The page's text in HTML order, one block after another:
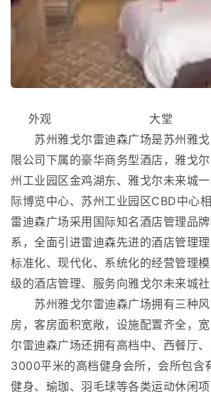
外观 大堂
苏州雅戈尔雷迪森广场是苏州雅戈
限公司下属的豪华商务型酒店，雅戈
州工业园区金鸡湖东、雅戈尔未来城
际博览中心、苏州工业园区CBD中心
雷迪森广场采用国际知名酒店管理品
系，全面引进雷迪森先进的酒店管理
标准化、现代化、系统化的经营管理
级的酒店管理、服务向雅戈尔未来城社
苏州雅戈尔雷迪森广场拥有三种风
房，客房面积宽敞，设施配置齐全，
尔雷迪森广场还拥有高档中、西餐厅
3000平米的高档健身会所，会所包含
健身、瑜珈、羽毛球等各类运动休闲